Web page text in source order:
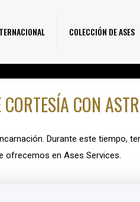
COLECCIÓN DE ASES
CON
Durante este tiempo,
ofrecemos en Ases Services.